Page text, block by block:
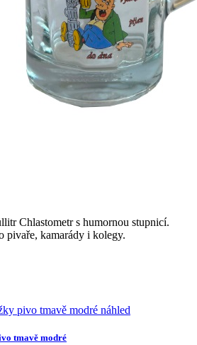
Chlastometr s humornou stupnicí.
pivaře, kamarády i kolegy.
náhled
tmavě modré